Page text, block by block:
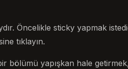
Öncelikle sticky yapmak
tıklayın.
bölümü yapışkan hale